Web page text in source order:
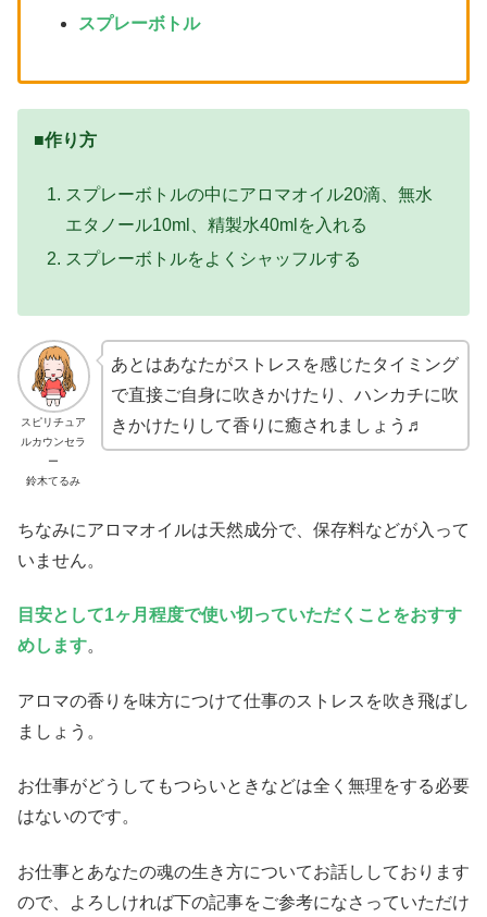
スプレーボトル
■作り方
スプレーボトルの中にアロマオイル20滴、無水
エタノール10ml、精製水40mlを入れる
スプレーボトルをよくシャッフルする
スピリチュア
ルカウンセラ
ー
鈴木てるみ
あとはあなたがストレスを感じたタイミング
で直接ご自身に吹きかけたり、ハンカチに吹
きかけたりして香りに癒されましょう♬
ちなみにアロマオイルは天然成分で、保存料などが入って
いません。
目安として1ヶ月程度で使い切っていただくことをおすす
めします。
アロマの香りを味方につけて仕事のストレスを吹き飛ばし
ましょう。
お仕事がどうしてもつらいときなどは全く無理をする必要
はないのです。
お仕事とあなたの魂の生き方についてお話ししております
ので、よろしければ下の記事をご参考になさっていただけ